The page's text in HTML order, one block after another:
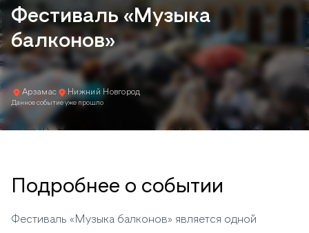
Фестиваль «Музыка
балконов»
Арзамас Нижний Новгород
Данное событие уже прошло
Подробнее о событии
Фестиваль «Музыка балконов» является одной